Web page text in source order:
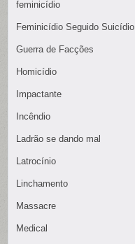
feminicídio
Feminicídio Seguido Suicídio
Guerra de Facções
Homicídio
Impactante
Incêndio
Ladrão se dando mal
Latrocínio
Linchamento
Massacre
Medical